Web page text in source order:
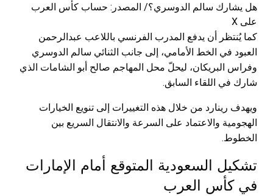
هل يشارك سالم الدوسري؟/ المصدر: حساب كأس العرب
على X
كما يُنتظر أن يدفع المدرب الفرنسي باللاعب عبدالرحمن
العبود في الخط الأمامي، إلى جانب الثنائي سالم الدوسري
وفراس البريكان، ليحلّ محل المهاجم صالح أبو الشامات الذي
شارك في اللقاء السابق.
ويهدف رينارد من خلال هذه التغييرات إلى تنويع الخيارات
الهجومية والاعتماد على السرعة والانتقال السريع بين
الخطوط.
تشكيل السعودية المتوقع أمام الإمارات
في كأس العرب